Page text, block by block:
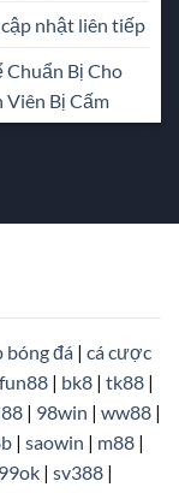
nhật liên tiếp
Chuẩn Bị Cho
Viên Bị Cấm
đá| cá cược
fun88 | bk8 | tk88 |
| 98win | ww88|
| saowin | m88 |
99ok | sv388 |